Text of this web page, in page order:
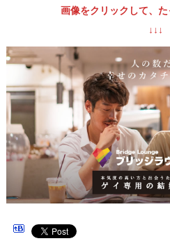
画像をクリックして、
↓↓↓